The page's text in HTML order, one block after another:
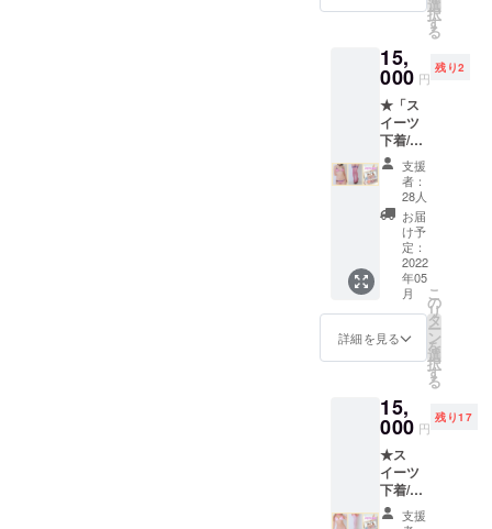
2019年
泳水着を始
めとしたス
ポーツウェ
アライン
「PHARFAIT
E」を展開。
・マネジメ
ント事業部
発足。「あ
まつまり
な」「やな
ぎばころ
ん」「とみ
事務所とし
ての営業を
開始する。
・自社企画
を活用した
の世界
観を表
現した
ここで
しか手
にする
事の出
来ない
１冊で
す。
キ）+ポ
スト
カード
基本ハ
ンドメ
イドア
クセサ
リ付属
（ブ
ラ・
ショー
ツ用）
選
択
す
る
15,
000 円
残り2
★「ス
イーツ
下着/
チョコ
レート
ケー
キ」基
本セッ
トプラ
ン★ ス
イーツ
下着+オ
リジナ
ルニー
ハイ
トケー
キ）+ポ
スト
カード
基本ハ
ンドメ
イドア
支援
者：
28人
お届
け予
定：
2022
年05
月
詳細を見る
こ
の
リ
タ
ー
ン
を
選
択
す
る
15,
000 円
残り17
★ス
イーツ
下着/ス
トロベ
支援